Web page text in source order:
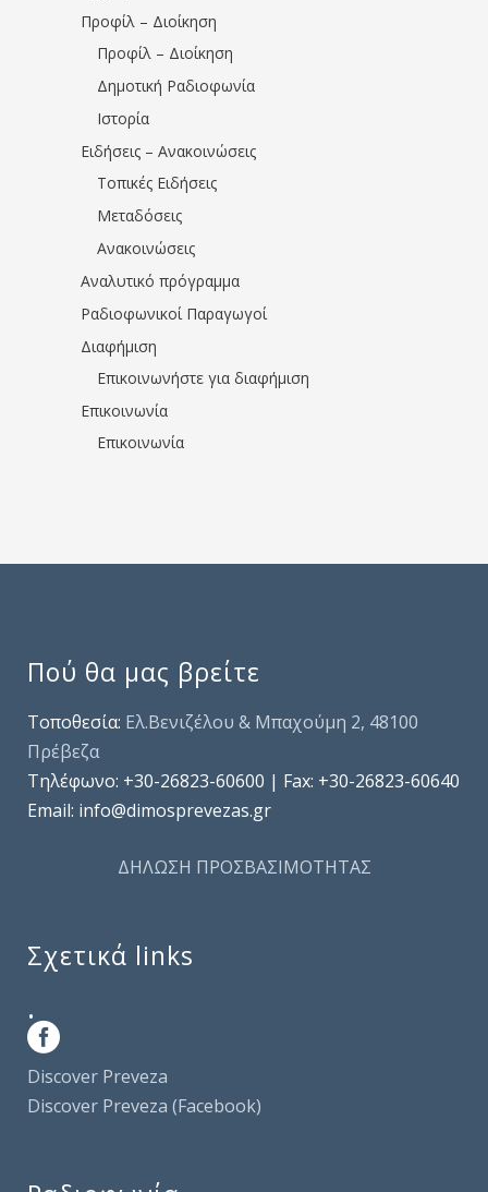
Προφίλ – Διοίκηση
Προφίλ – Διοίκηση
Δημοτική Ραδιοφωνία
Ιστορία
Ειδήσεις – Ανακοινώσεις
Τοπικές Ειδήσεις
Μεταδόσεις
Ανακοινώσεις
Αναλυτικό πρόγραμμα
Ραδιοφωνικοί Παραγωγοί
Διαφήμιση
Επικοινωνήστε για διαφήμιση
Επικοινωνία
Επικοινωνία
Πού θα μας βρείτε
Τοποθεσία: Ελ.Βενιζέλου & Μπαχούμη 2, 48100
Πρέβεζα
Τηλέφωνo: +30-26823-60600 | Fax: +30-26823-60640
Email: info@dimosprevezas.gr
ΔΗΛΩΣΗ ΠΡΟΣΒΑΣΙΜΟΤΗΤΑΣ
Σχετικά links
.
Discover Preveza
Discover Preveza (Facebook)